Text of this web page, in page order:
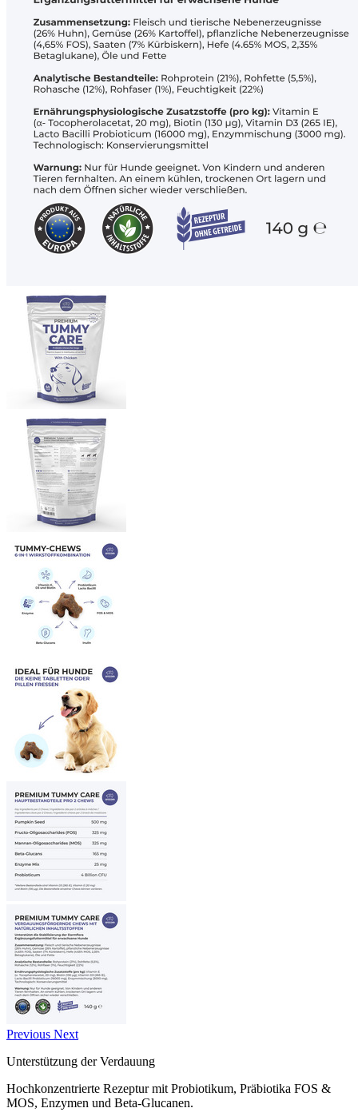
Previous Next
Unterstützung der Verdauung
Hochkonzentrierte Rezeptur mit Probiotikum, Präbiotika FOS &
MOS, Enzymen und Beta-Glucanen.